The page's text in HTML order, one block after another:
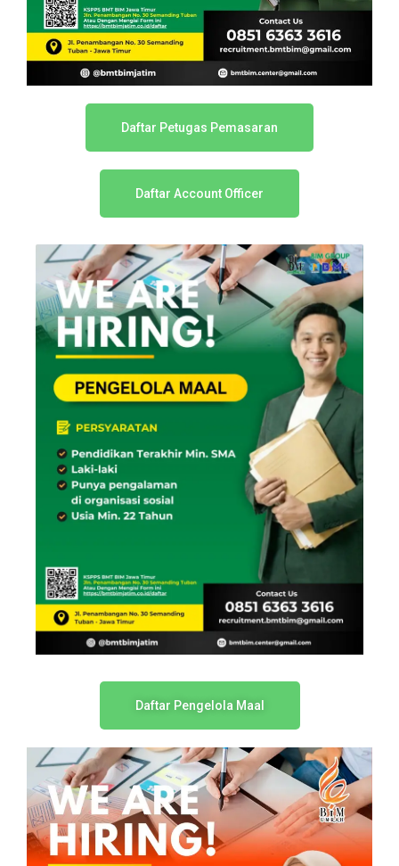
Daftar Petugas Pemasaran
Daftar Account Officer
Daftar Pengelola Maal